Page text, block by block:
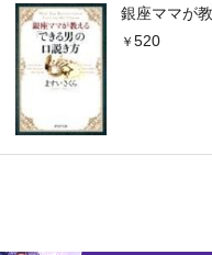
銀座ママが
520